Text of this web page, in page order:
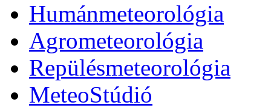
Humánmeteorológia
Agrometeorológia
Repülésmeteorológia
MeteoStúdió